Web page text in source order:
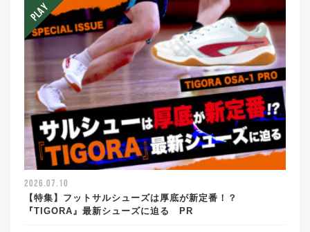
2026.07.10
【特集】フットサルシューズは厚底が新定番！？
『TIGORA』最新シューズに迫る PR